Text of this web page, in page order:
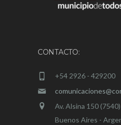
CONTACTO:
+54 2926 - 429200
Av. Alsina 150
Buenos Aires -